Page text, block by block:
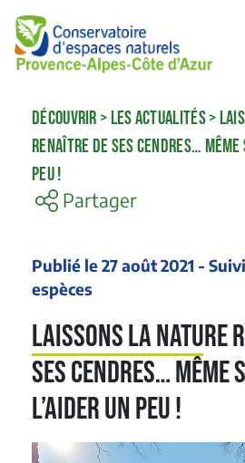
DÉCOUVRIR >LES ACTUALITÉS>
RENAÎTRE DE SES CENDRES… MÊME
PEU !
Partager
Publié le 27 août 2021 -
espèces
Laissons la nature
ses cendres… même
l’aider un peu !